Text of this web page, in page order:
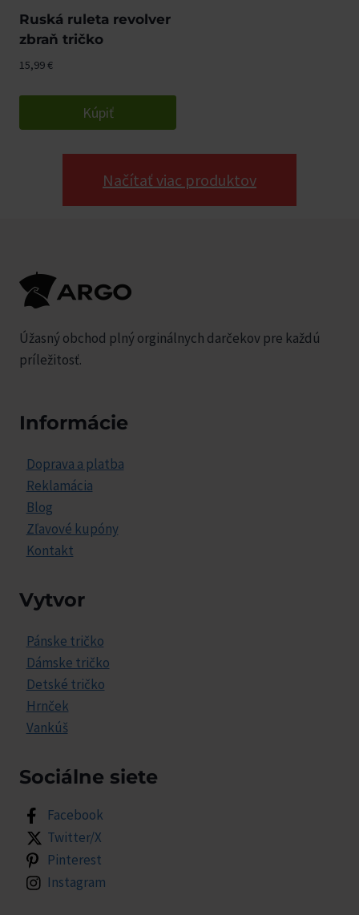
Ruská ruleta revolver
zbraň tričko
15,99€
Kúpiť
Načítať viac produktov
Úžasný obchod plný orginálnych darčekov pre každú
príležitosť.
Informácie
Doprava a platba
Reklamácia
Blog
Zľavové kupóny
Kontakt
Vytvor
Pánske tričko
Dámske tričko
Detské tričko
Hrnček
Vankúš
Sociálne siete
Facebook
Twitter/X
Pinterest
Instagram